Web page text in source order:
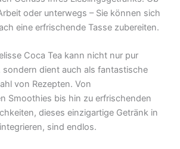
oder unterwegs – Sie können sich
eine erfrischende Tasse zubereiten.
Coca Tea kann nicht nur pur
dient auch als fantastische
von Rezepten. Von
Smoothies bis hin zu erfrischenden
dieses einzigartige Getränk in
sind endlos.